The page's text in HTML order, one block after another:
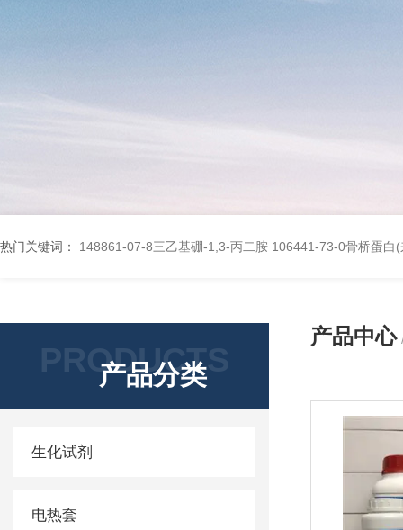
热门关键词： 148861-07-8三乙基硼-1,3-丙二胺 106441-73-0骨桥蛋白
PRODUCTS
产品分类
生化试剂
电热套
产品中心